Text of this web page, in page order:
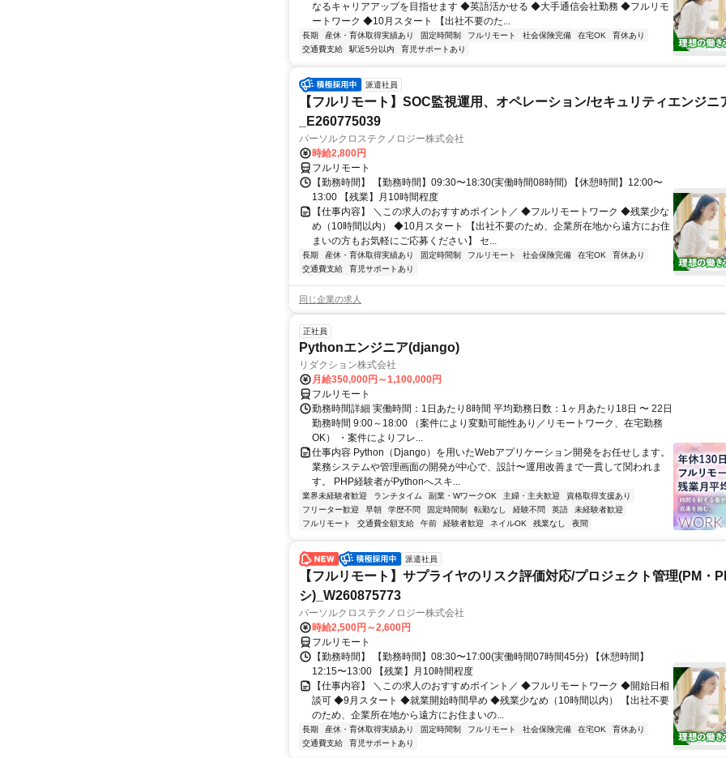
なるキャリアアップを目指せます ◆英語活かせる ◆大手通信会社勤務 ◆フルリモ
ートワーク ◆10月スタート 【出社不要のた...
長期 産休・育休取得実績あり 固定時間制 フルリモート 社会保険完備 在宅OK
育休あり
交通費支給
駅近5分以内 育児サポートあり
派遣社員
【フルリモート】SOC監視運用、オペレーション/セキュリティエンジニ
_E260775039
パーソルクロステクノロジー株式会社
時給2,800円
フルリモート
【勤務時間】 【勤務時間】09:30〜18:30(実働時間08時間) 【休憩時間】12:00〜
13:00 【残業】月10時間程度
【仕事内容】 ＼この求人のおすすめポイント／ ◆フルリモートワーク ◆残業少な
め（10時間以内） ◆10月スタート 【出社不要のため、企業所在地から遠方にお住
まいの方もお気軽にご応募ください】 セ...
長期 産休・育休取得実績あり 固定時間制 フルリモート 社会保険完備 在宅OK
育休あり
交通費支給
育児サポートあり
同じ企業の求人
正社員
Pythonエンジニア(django)
リダクション株式会社
月給350,000円～1,100,000円
フルリモート
勤務時間詳細 実働時間：1日あたり8時間 平均勤務日数：1ヶ月あたり18日 〜 22日
勤務時間 9:00～18:00 （案件により変動可能性あり／リモートワーク、在宅勤務
OK） ・案件によりフレ...
仕事内容 Python（Django）を用いたWebアプリケーション開発をお任せします。
業務システムや管理画面の開発が中心で、設計〜運用改善まで一貫して関われま
す。 PHP経験者がPythonへスキ...
業界未経験者歓迎 ランチタイム 副業・WワークOK 主婦・主夫歓迎
資格取得支援あり
フリーター歓迎
早朝 学歴不問 固定時間制 転勤なし 経験不問 英語
未経験者歓迎
フルリモート
交通費全額支給 午前 経験者歓迎 ネイルOK 残業なし 夜間
派遣社員
【フルリモート】サプライヤのリスク評価対応/プロジェクト管理(PM・
シ)_W260875773
パーソルクロステクノロジー株式会社
時給2,500円～2,600円
フルリモート
【勤務時間】 【勤務時間】08:30〜17:00(実働時間07時間45分) 【休憩時間】
12:15〜13:00 【残業】月10時間程度
【仕事内容】 ＼この求人のおすすめポイント／ ◆フルリモートワーク ◆開始日相
談可 ◆9月スタート ◆就業開始時間早め ◆残業少なめ（10時間以内） 【出社不要
のため、企業所在地から遠方にお住まいの...
長期 産休・育休取得実績あり 固定時間制 フルリモート 社会保険完備 在宅OK
育休あり
交通費支給
育児サポートあり